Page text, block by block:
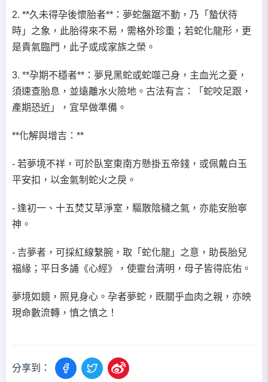
2. **久未得孕後懷胎者**：夢蛇盤踞不動，乃「蟄伏待
時」之象，此胎得來不易，需格外珍重；若蛇化龍形，更
是貴氣臨門，此子或成家族之榮。
3. **孕期不穩者**：夢見黑蛇或蛇噬己身，主血光之憂，
須速查胎息，並遠離水火險地。古法有言：「蛇咬足跟，
產期恐近」，宜早做準備。
**化解與增吉：**
- 若夢境不祥，可於臥室東南方懸掛五帝錢，或佩戴白玉
平安扣，以金氣制蛇火之戾。
- 逢初一、十五焚艾草淨室，驅散陰穢之氣，亦能安胎寧
神。
- 吉夢者，可採紅線繫腕，取「蛇化龍」之意，助長胎兒
福緣；平日多誦《心經》，使靈台清明，母子皆得庇佑。
夢境如鏡，照見身心。孕者夢蛇，既關乎血肉之親，亦映
現命數流轉，慎之慎之！
分享到：